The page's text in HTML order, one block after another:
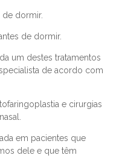
de dormir.
de dormir.
um destes tratamentos
de acordo com
e cirurgias
em pacientes que
dele e que têm